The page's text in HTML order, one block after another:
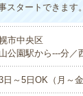
スタートできます。
市中央区
公園駅から---分／
日～5日OK（月